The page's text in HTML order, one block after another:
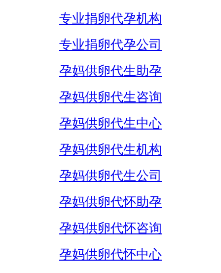
专业捐卵代孕机构
专业捐卵代孕公司
孕妈供卵代生助孕
孕妈供卵代生咨询
孕妈供卵代生中心
孕妈供卵代生机构
孕妈供卵代生公司
孕妈供卵代怀助孕
孕妈供卵代怀咨询
孕妈供卵代怀中心